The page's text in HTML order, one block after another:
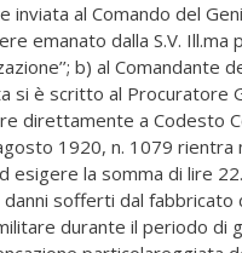
al Comando del
emanato dalla S.V. Ill.ma
b) al Comandante
si è scritto al Procuratore
direttamente a Codesto
1920, n. 1079 rientra
esigere la somma di lire
sofferti dal fabbricato
durante il periodo di